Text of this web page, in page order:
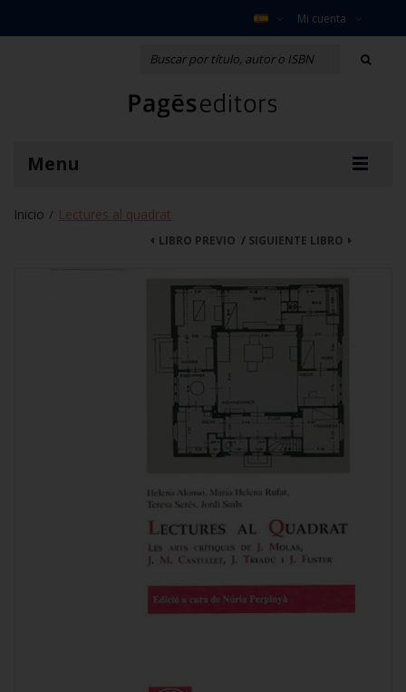
Mi cuenta
Menu
Inicio / Lectures al quadrat
SIGUIENTE LIBRO
LIBRO PREVIO /